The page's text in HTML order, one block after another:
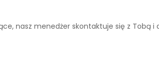
nasz menedżer skontaktuje się z Tobą i